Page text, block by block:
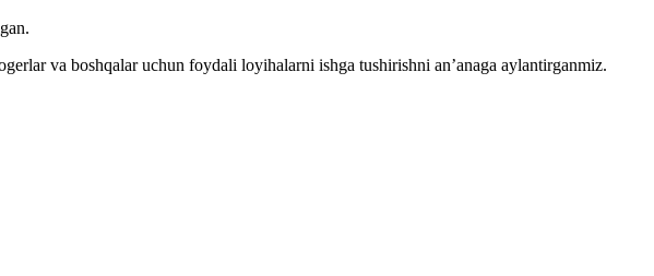
va boshqalar uchun foydali loyihalarni ishga tushirishni an’anaga aylantirganmiz.